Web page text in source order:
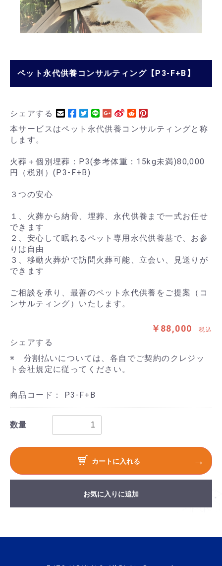
ペット永代供養コンサルティング【P3-F+B】
シェアする
本サービスはペット永代供養コンサルティングと称
します。
火葬＋個別埋葬：P3(参考体重：15kg未満)80,000
円（税別）(P3-F+B)
３つの安心
１、火葬から納骨、埋葬、永代供養まで一式お任せ
できます
２、安心して眠れるペット専用永代供養墓で、お参
りは自由
３、移動火葬炉で訪問火葬可能、立会い、見送りが
できます
ご相談を承り、最善のペット永代供養をご提案（コ
ンサルティング）いたします。
￥88,000 税込
シェアする
※ 分割払いについては、各自でご契約のクレジッ
ト会社規定に従ってください。
商品コード： P3-F+B
数量
カートに入れる
お気に入りに追加